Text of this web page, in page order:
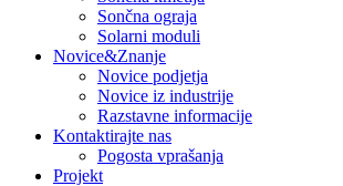
Sončna ograja
Solarni moduli
Novice&Znanje
Novice podjetja
Novice iz industrije
Razstavne informacije
Kontaktirajte nas
Pogosta vprašanja
Projekt